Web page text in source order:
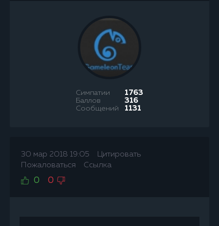
Симпатии 1763
Баллов 316
Сообщений 1131
30 мар 2018 19:05
Цитировать
Пожаловаться
Ссылка
0 0